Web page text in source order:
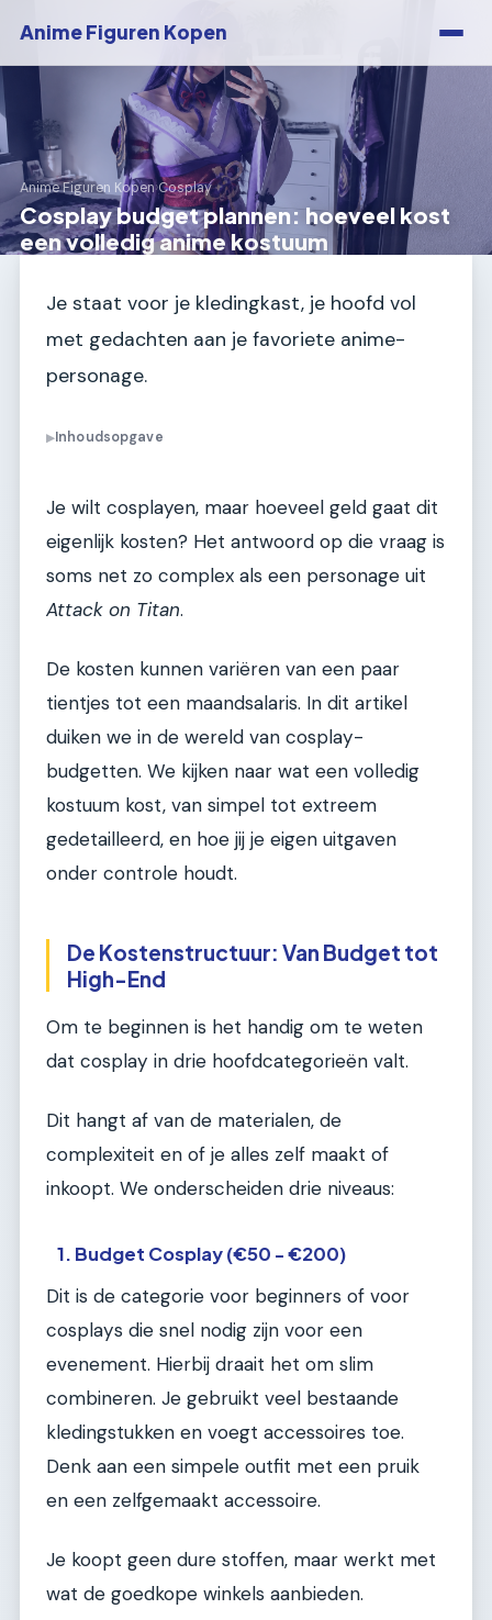
Anime Figuren Kopen
Anime Figuren Kopen›Cosplay
Cosplay budget plannen: hoeveel kost
een volledig anime kostuum
Je staat voor je kledingkast, je hoofd vol
met gedachten aan je favoriete anime-
personage.
▶Inhoudsopgave
Je wilt cosplayen, maar hoeveel geld gaat dit
eigenlijk kosten? Het antwoord op die vraag is
soms net zo complex als een personage uit
Attack on Titan.
De kosten kunnen variëren van een paar
tientjes tot een maandsalaris. In dit artikel
duiken we in de wereld van cosplay-
budgetten. We kijken naar wat een volledig
kostuum kost, van simpel tot extreem
gedetailleerd, en hoe jij je eigen uitgaven
onder controle houdt.
De Kostenstructuur: Van Budget tot
High-End
Om te beginnen is het handig om te weten
dat cosplay in drie hoofdcategorieën valt.
Dit hangt af van de materialen, de
complexiteit en of je alles zelf maakt of
inkoopt. We onderscheiden drie niveaus:
1. Budget Cosplay (€50 - €200)
Dit is de categorie voor beginners of voor
cosplays die snel nodig zijn voor een
evenement. Hierbij draait het om slim
combineren. Je gebruikt veel bestaande
kledingstukken en voegt accessoires toe.
Denk aan een simpele outfit met een pruik
en een zelfgemaakt accessoire.
Je koopt geen dure stoffen, maar werkt met
wat de goedkope winkels aanbieden.